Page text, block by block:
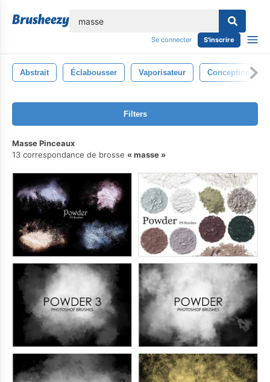
Se connecter S'inscrire
Abstrait Éclabousser Vaporisateur Conception
Filters
Masse Pinceaux
13 correspondance de brosse
masse